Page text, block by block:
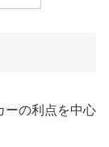
ーの利点を中心